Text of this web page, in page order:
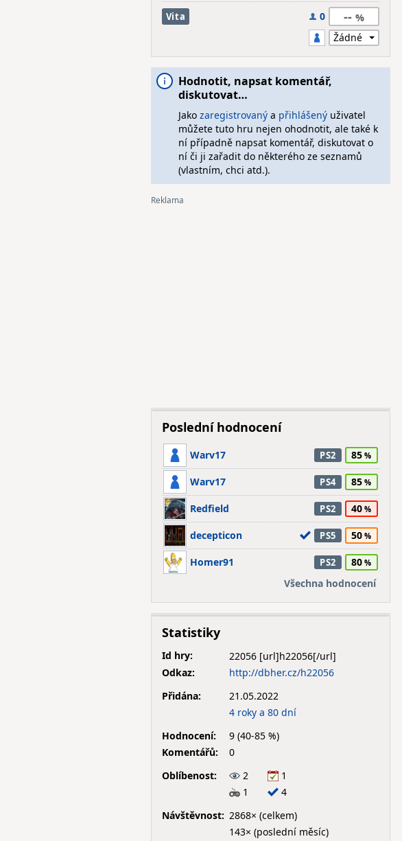
Vita 0 --
Hodnotit, napsat komentář,
diskutovat…
Jako zaregistrovanýa přihlášenýuživatel
můžete tuto hru nejen ohodnotit, ale také k
ní případně napsat komentář, diskutovat o
ní či ji zařadit do některého ze seznamů
(vlastním, chci atd.).
Poslední hodnocení
Warv17 PS2 85
Warv17 PS4 85
Redfield PS2 40
decepticon PS5 50
Homer91 PS2
80
Všechna hodnocení
Statistiky
Id hry:
22056
Odkaz:
http://dbher.cz/h22056
Přidána:
21.05.2022
4 roky a 80 dní
Hodnocení:
9 (40-85 %)
Komentářů:
0
Oblíbenost:
2
1
1
4
Návštěvnost: 2868× (celkem)
143× (poslední měsíc)